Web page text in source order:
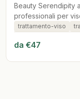
Beauty Serendipity
professionali per
trattamento-viso
da €47